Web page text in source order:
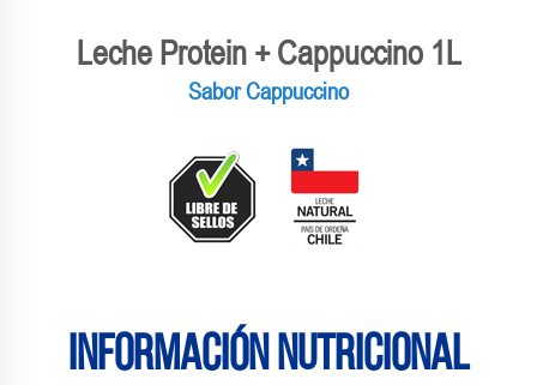
Leche Protein + Cappuccino 1L
Sabor Cappuccino
Información nutricional